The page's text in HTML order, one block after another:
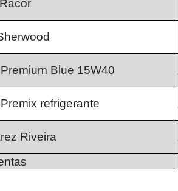
Blue 15W40
refrigerante
Riveira